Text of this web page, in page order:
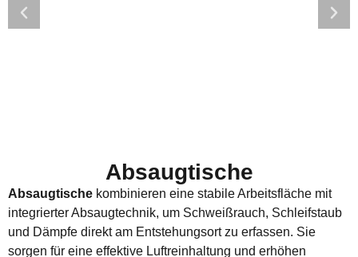
Absaugtische
Absaugtische kombinieren eine stabile Arbeitsfläche mit
integrierter Absaugtechnik, um Schweißrauch, Schleifstaub
und Dämpfe direkt am Entstehungsort zu erfassen. Sie
sorgen für eine effektive Luftreinhaltung und erhöhen